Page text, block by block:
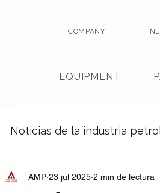
COMPANY
EQUIPMENT
Noticias de la industria
AMP 23 jul 2025 2 min de lectura